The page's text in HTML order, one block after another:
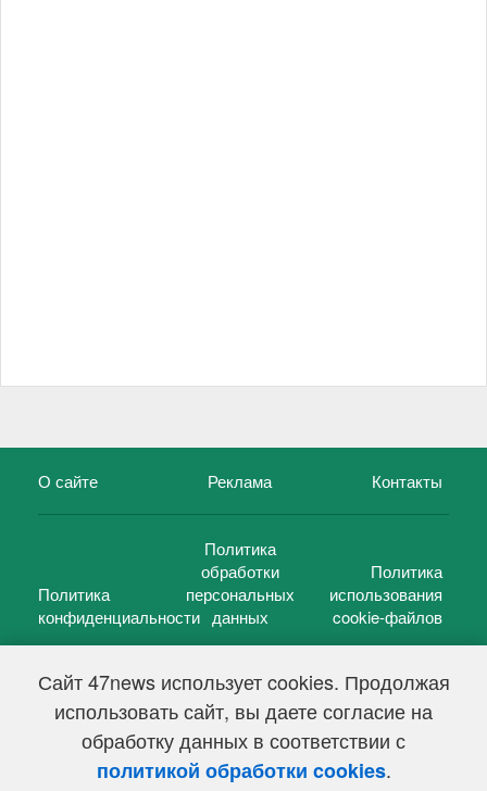
Сайт 47news использует cookies. Продолжая
использовать сайт, вы даете согласие на
обработку данных в соответствии с
политикой обработки cookies.
О сайте Реклама Контакты
Политика
конфиденциальности
Политика
обработки
персональных
данных
Политика
использования
cookie-файлов
47 новостей (47 news)2005 — 2026 г.
Свидетельство о регистрации СМИ Эл № ФС 77-39848, выдано
Федеральной службой по надзору в сфере связи,
информационных технологий и массовых коммуникаций